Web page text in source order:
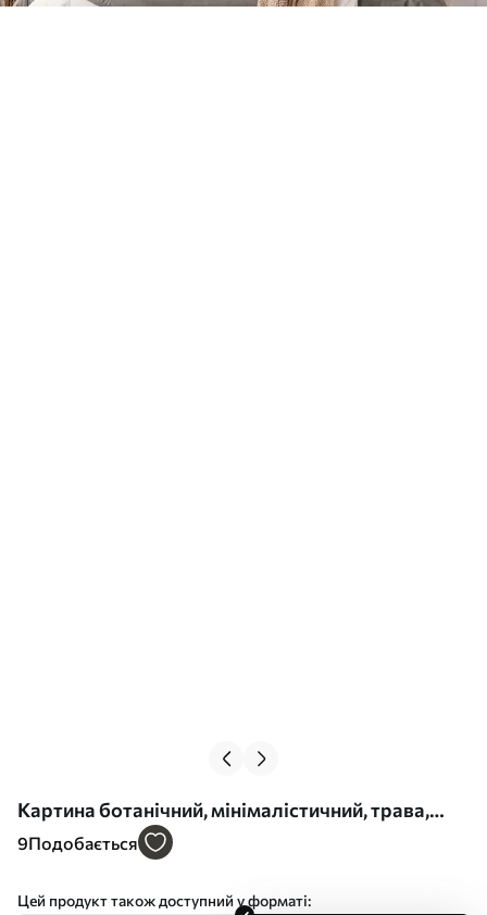
Картина ботанічний, мінімалістичний, трава,
стебло, зелений фон, природний, рослина,
9Подобається
Цей продукт також доступний у форматі: